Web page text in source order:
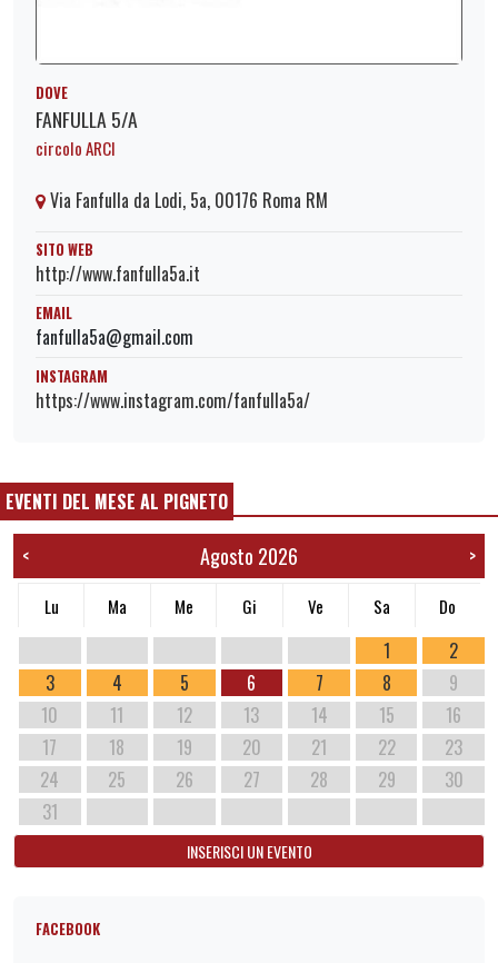
DOVE
FANFULLA 5/A
circolo ARCI
Via Fanfulla da Lodi, 5a, 00176 Roma RM
SITO WEB
http://www.fanfulla5a.it
EMAIL
fanfulla5a@gmail.com
INSTAGRAM
https://www.instagram.com/fanfulla5a/
EVENTI DEL MESE AL PIGNETO
< Agosto 2026 >
Lu Ma Me Gi Ve Sa Do
1
2
3
4 5 6 7 8
9
10
11 12 13 14 15
16
17
18 19 20 21 22
23
24
25 26 27 28 29
30
31
INSERISCI UN EVENTO
FACEBOOK